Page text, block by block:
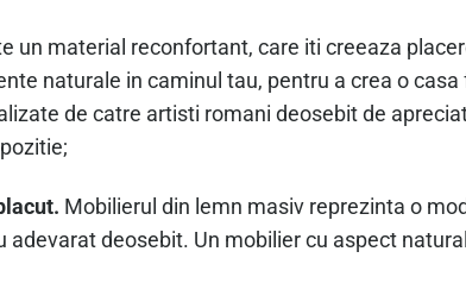
un material reconfortant, care iti creeaza
naturale in caminul tau, pentru a crea o
de catre artisti romani deosebit de
Mobilierul din lemn masiv reprezinta o
deosebit. Un mobilier cu aspect